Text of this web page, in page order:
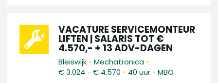
VACATURE SERVICEMONTEUR
LIFTEN | SALARIS TOT €
4.570,- + 13 ADV-DAGEN
Bleiswijk • Mechatronica •
€ 3.024 - € 4.570 • 40 uur • MBO